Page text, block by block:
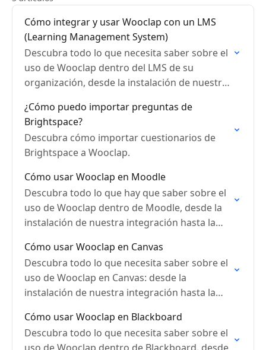
Cómo integrar y usar Wooclap con un LMS
(Learning Management System)
Descubra todo lo que necesita saber sobre el
uso de Wooclap dentro del LMS de su
organización, desde la instalación de nuestra
¿Cómo puedo importar preguntas de
Brightspace?
Descubra cómo importar cuestionarios de
Brightspace a Wooclap.
Cómo usar Wooclap en Moodle
Descubra todo lo que hay que saber sobre el
uso de Wooclap dentro de Moodle, desde la
instalación de nuestra integración hasta la
Cómo usar Wooclap en Canvas
Descubra todo lo que necesita saber sobre el
uso de Wooclap en Canvas: desde la
instalación de nuestra integración hasta la
calificaciones.
Cómo usar Wooclap en Blackboard
Descubra todo lo que necesita saber sobre el